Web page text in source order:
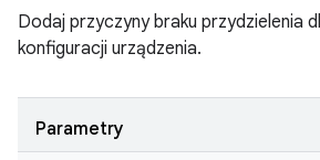
Dodaj przyczyny braku przydzielenia
konfiguracji urządzenia.
Parametry